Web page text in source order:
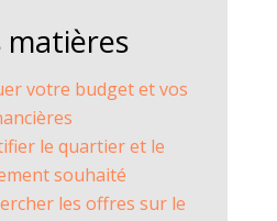
matières
votre budget et vos
le quartier et le
souhaité
les offres sur le